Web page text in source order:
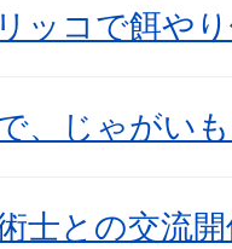
ッコで餌や
、じゃがい
士との交流